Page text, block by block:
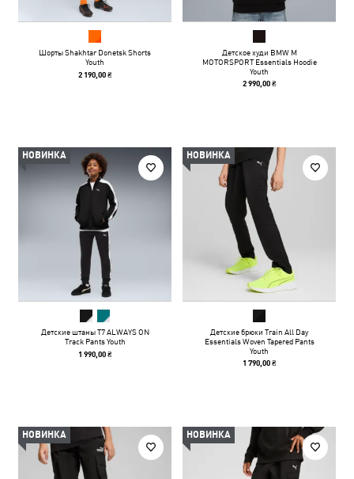
Шорты Shakhtar Donetsk Shorts
Youth
2 190,00 ₴
Детское худи BMW M
MOTORSPORT Essentials Hoodie
Youth
2 990,00 ₴
НОВИНКА
Детские штаны T7 ALWAYS ON
Track Pants Youth
1 990,00 ₴
НОВИНКА
Детские брюки Train All Day
Essentials Woven Tapered Pants
Youth
1 790,00 ₴
НОВИНКА НОВИНКА